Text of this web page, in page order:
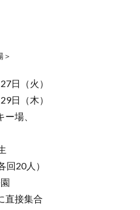
＞
日（火）
（木）
場、
20人）
接集合